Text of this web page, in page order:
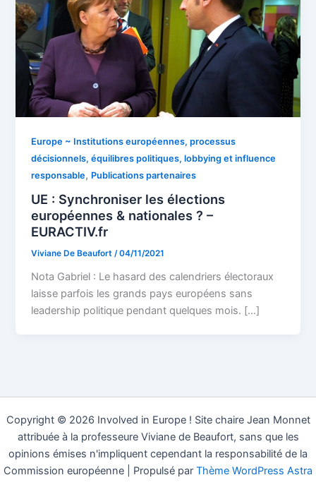
Europe ~ Institutions européennes, processus
décisionnels, équilibres politiques, lobbying et influence
responsable, Publications partenaires
UE : Synchroniser les élections
européennes & nationales ? –
EURACTIV.fr
Viviane De Beaufort/04/11/2021
Nota Gabriel : Le hasard des calendriers électoraux
laisse parfois les grands pays européens sans
leadership politique pendant quelques mois. […]
Copyright © 2026 Involved in Europe ! Site chaire Jean Monnet
attribuée à la professeure Viviane de Beaufort, sans que les
opinions émises n'impliquent cependant la responsabilité de la
Commission européenne | Propulsé par Thème WordPress Astra